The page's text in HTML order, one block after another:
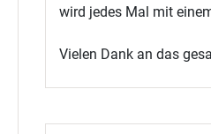
wird jedes Mal mit
Vielen Dank an das